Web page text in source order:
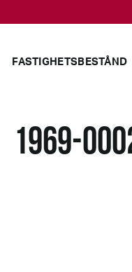
FASTIGHETSBESTÅND
1969-